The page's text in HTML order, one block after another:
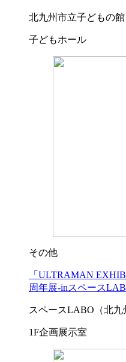
北九州市立子どもの館
子どもホール
その他
「ULTRAMAN
周年展-inスペース
スペースLABO（北九
1F企画展示室